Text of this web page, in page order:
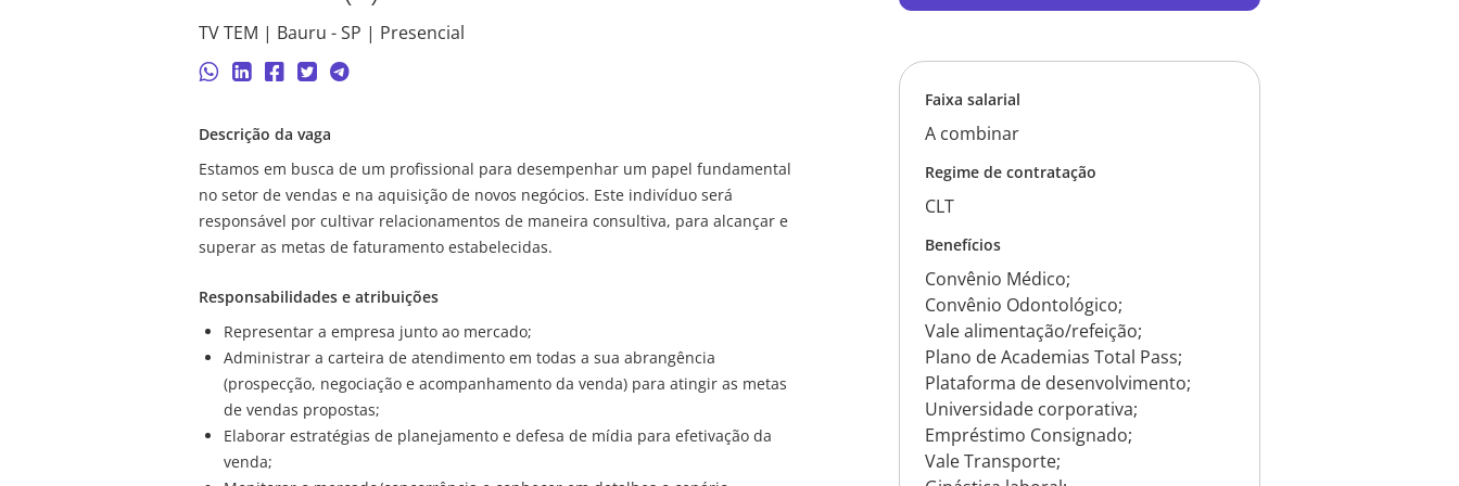
TV TEM | Bauru - SP | Presencial
Descrição da vaga
Estamos em busca de um profissional para desempenhar um papel fundamental
no setor de vendas e na aquisição de novos negócios. Este indivíduo será
responsável por cultivar relacionamentos de maneira consultiva, para alcançar e
superar as metas de faturamento estabelecidas.
Responsabilidades e atribuições
Representar a empresa junto ao mercado;
Administrar a carteira de atendimento em todas a sua abrangência
(prospecção, negociação e acompanhamento da venda) para atingir as metas
de vendas propostas;
Elaborar estratégias de planejamento e defesa de mídia para efetivação da
venda;
Faixa salarial
A combinar
Regime de contratação
CLT
Benefícios
Convênio Médico;
Convênio Odontológico;
Vale alimentação/refeição;
Plano de Academias Total Pass;
Plataforma de desenvolvimento;
Universidade corporativa;
Empréstimo Consignado;
Vale Transporte;